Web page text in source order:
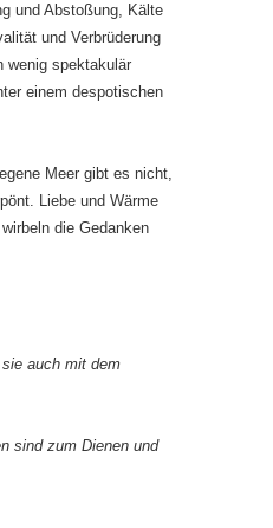
und Abstoßung, Kälte
und Verbrüderung
wenig spektakulär
einem despotischen
Meer gibt es nicht,
Liebe und Wärme
die Gedanken
auch mit dem
sind zum Dienen und